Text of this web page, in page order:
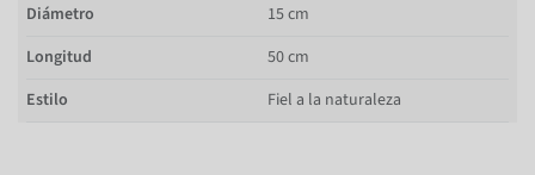
Diámetro
15 cm
Longitud
50 cm
Estilo
Fiel a la naturaleza